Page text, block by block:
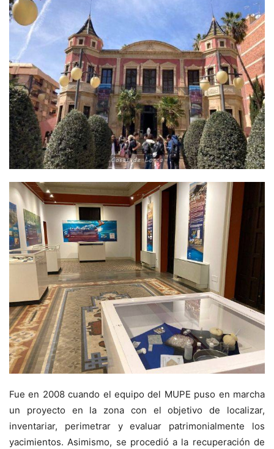
Fue en 2008 cuando el equipo del MUPE puso en marcha
un proyecto en la zona con el objetivo de localizar,
inventariar, perimetrar y evaluar patrimonialmente los
yacimientos. Asimismo, se procedió a la recuperación de